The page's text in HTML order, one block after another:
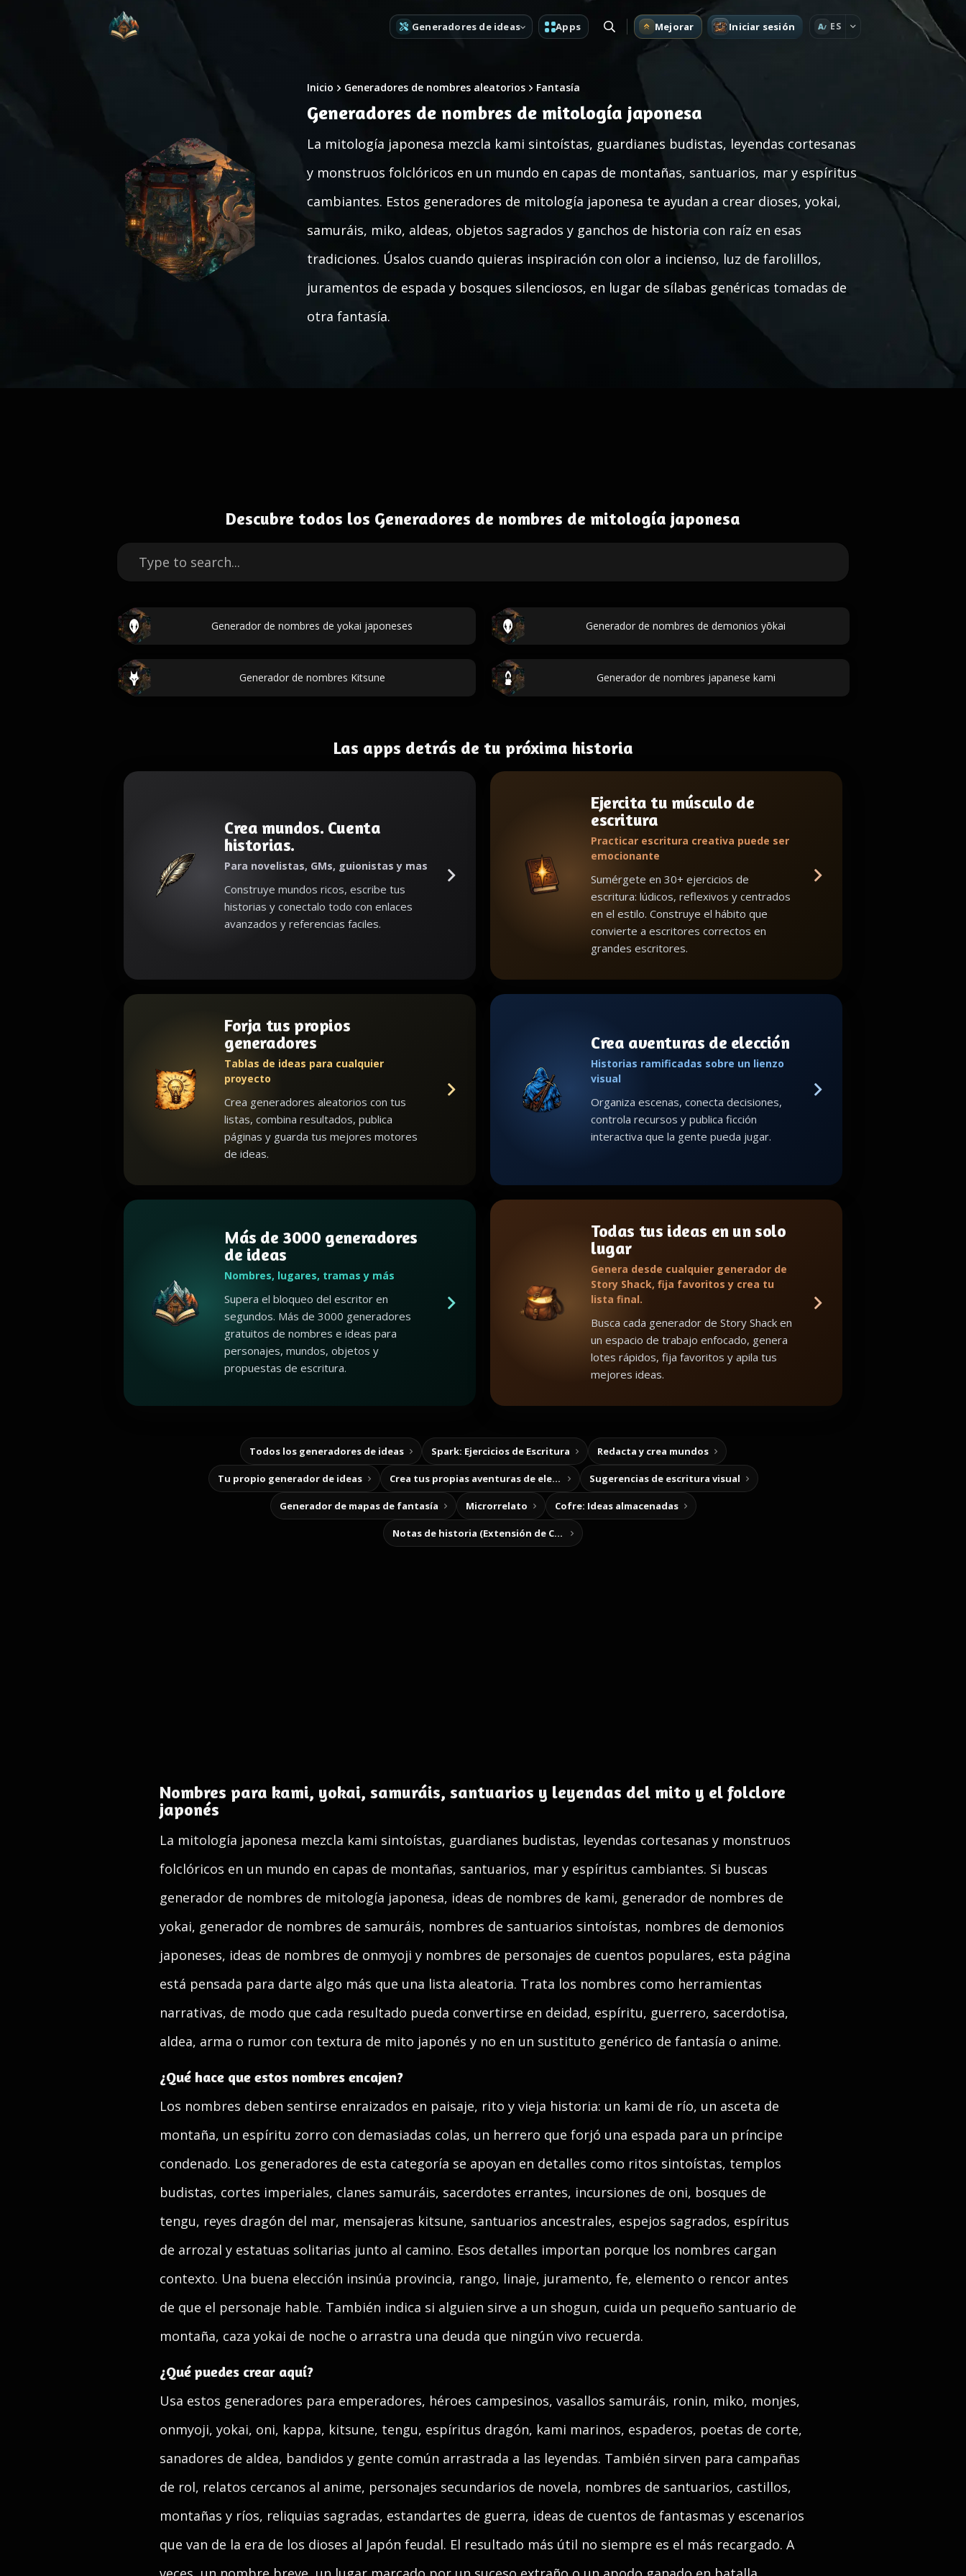
Generadores de ideas Apps Mejorar Iniciar sesión A ES
Inicio Generadores de nombres aleatorios Fantasía
Generadores de nombres de mitología japonesa
La mitología japonesa mezcla kami sintoístas, guardianes budistas, leyendas cortesanas
y monstruos folclóricos en un mundo en capas de montañas, santuarios, mar y espíritus
cambiantes. Estos generadores de mitología japonesa te ayudan a crear dioses, yokai,
samuráis, miko, aldeas, objetos sagrados y ganchos de historia con raíz en esas
tradiciones. Úsalos cuando quieras inspiración con olor a incienso, luz de farolillos,
juramentos de espada y bosques silenciosos, en lugar de sílabas genéricas tomadas de
otra fantasía.
Descubre todos los Generadores de nombres de mitología japonesa
Generador de nombres de yokai japoneses Generador de nombres de demonios yōkai
Generador de nombres Kitsune Generador de nombres japanese kami
Las apps detrás de tu próxima historia
Crea mundos. Cuenta
historias.
Para novelistas, GMs, guionistas y mas
Construye mundos ricos, escribe tus
historias y conectalo todo con enlaces
avanzados y referencias faciles.
Ejercita tu músculo de
escritura
Practicar escritura creativa puede ser
emocionante
Sumérgete en 30+ ejercicios de
escritura: lúdicos, reflexivos y centrados
en el estilo. Construye el hábito que
convierte a escritores correctos en
grandes escritores.
Forja tus propios
generadores
Tablas de ideas para cualquier
proyecto
Crea generadores aleatorios con tus
listas, combina resultados, publica
páginas y guarda tus mejores motores
de ideas.
Crea aventuras de elección
Historias ramificadas sobre un lienzo
visual
Organiza escenas, conecta decisiones,
controla recursos y publica ficción
interactiva que la gente pueda jugar.
Más de 3000 generadores
de ideas
Nombres, lugares, tramas y más
Supera el bloqueo del escritor en
segundos. Más de 3000 generadores
gratuitos de nombres e ideas para
personajes, mundos, objetos y
propuestas de escritura.
Todas tus ideas en un solo
lugar
Genera desde cualquier generador de
Story Shack, fija favoritos y crea tu
lista final.
Busca cada generador de Story Shack en
un espacio de trabajo enfocado, genera
lotes rápidos, fija favoritos y apila tus
mejores ideas.
Todos los generadores de ideas Spark: Ejercicios de Escritura Redacta y crea mundos
Tu propio generador de ideas Crea tus propias aventuras de elección Sugerencias de escritura visual
Generador de mapas de fantasía Microrrelato Cofre: Ideas almacenadas
Notas de historia (Extensión de Chrome)
Nombres para kami, yokai, samuráis, santuarios y leyendas del mito y el folclore
japonés
La mitología japonesa mezcla kami sintoístas, guardianes budistas, leyendas cortesanas y monstruos
folclóricos en un mundo en capas de montañas, santuarios, mar y espíritus cambiantes. Si buscas
generador de nombres de mitología japonesa, ideas de nombres de kami, generador de nombres de
yokai, generador de nombres de samuráis, nombres de santuarios sintoístas, nombres de demonios
japoneses, ideas de nombres de onmyoji y nombres de personajes de cuentos populares, esta página
está pensada para darte algo más que una lista aleatoria. Trata los nombres como herramientas
narrativas, de modo que cada resultado pueda convertirse en deidad, espíritu, guerrero, sacerdotisa,
aldea, arma o rumor con textura de mito japonés y no en un sustituto genérico de fantasía o anime.
¿Qué hace que estos nombres encajen?
Los nombres deben sentirse enraizados en paisaje, rito y vieja historia: un kami de río, un asceta de
montaña, un espíritu zorro con demasiadas colas, un herrero que forjó una espada para un príncipe
condenado. Los generadores de esta categoría se apoyan en detalles como ritos sintoístas, templos
budistas, cortes imperiales, clanes samuráis, sacerdotes errantes, incursiones de oni, bosques de
tengu, reyes dragón del mar, mensajeras kitsune, santuarios ancestrales, espejos sagrados, espíritus
de arrozal y estatuas solitarias junto al camino. Esos detalles importan porque los nombres cargan
contexto. Una buena elección insinúa provincia, rango, linaje, juramento, fe, elemento o rencor antes
de que el personaje hable. También indica si alguien sirve a un shogun, cuida un pequeño santuario de
montaña, caza yokai de noche o arrastra una deuda que ningún vivo recuerda.
¿Qué puedes crear aquí?
Usa estos generadores para emperadores, héroes campesinos, vasallos samuráis, ronin, miko, monjes,
onmyoji, yokai, oni, kappa, kitsune, tengu, espíritus dragón, kami marinos, espaderos, poetas de corte,
sanadores de aldea, bandidos y gente común arrastrada a las leyendas. También sirven para campañas
de rol, relatos cercanos al anime, personajes secundarios de novela, nombres de santuarios, castillos,
montañas y ríos, reliquias sagradas, estandartes de guerra, ideas de cuentos de fantasmas y escenarios
que van de la era de los dioses al Japón feudal. El resultado más útil no siempre es el más recargado. A